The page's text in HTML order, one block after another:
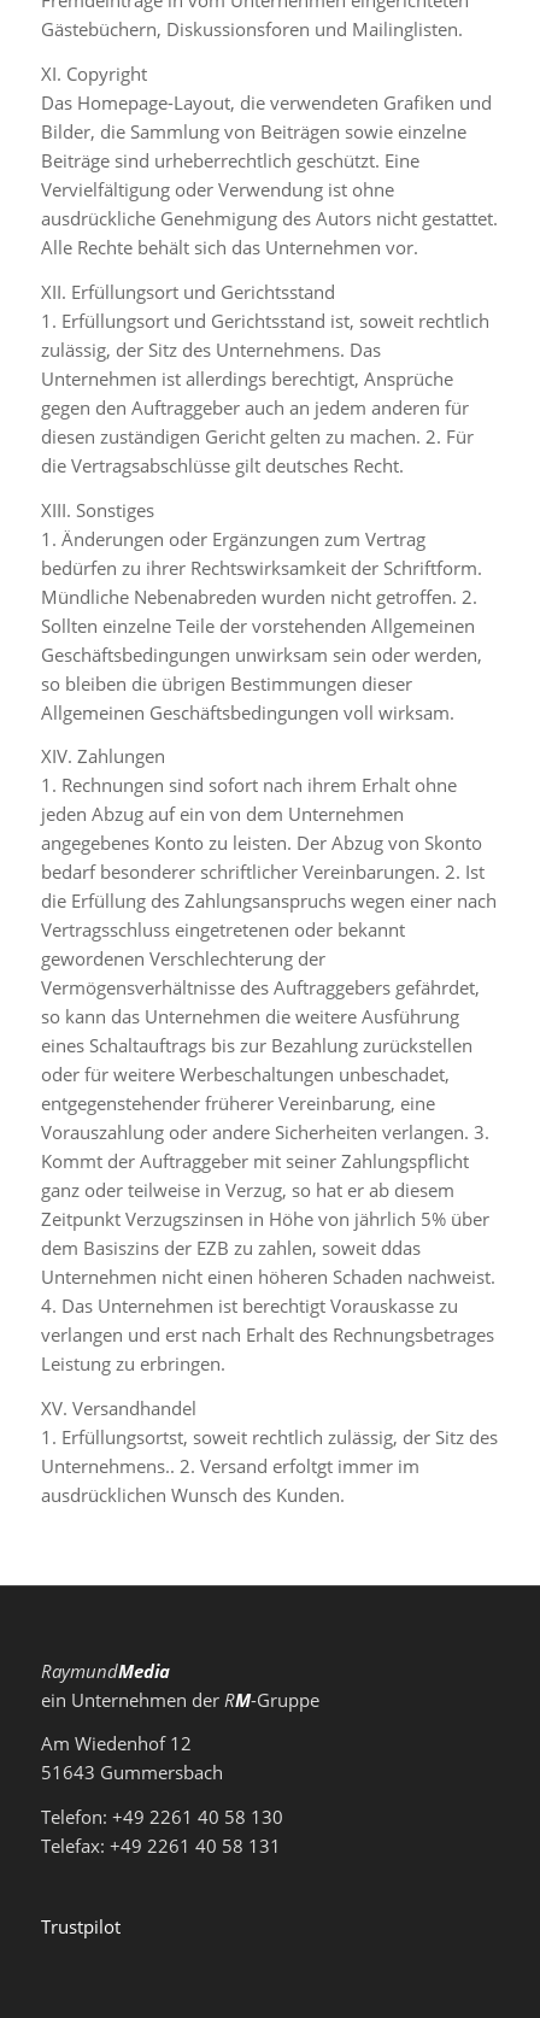
Gästebüchern, Diskussionsforen und Mailinglisten.
XI. Copyright
Das Homepage-Layout, die verwendeten Grafiken und
Bilder, die Sammlung von Beiträgen sowie einzelne
Beiträge sind urheberrechtlich geschützt. Eine
Vervielfältigung oder Verwendung ist ohne
ausdrückliche Genehmigung des Autors nicht gestattet.
Alle Rechte behält sich das Unternehmen vor.
XII. Erfüllungsort und Gerichtsstand
1. Erfüllungsort und Gerichtsstand ist, soweit rechtlich
zulässig, der Sitz des Unternehmens. Das
Unternehmen ist allerdings berechtigt, Ansprüche
gegen den Auftraggeber auch an jedem anderen für
diesen zuständigen Gericht gelten zu machen. 2. Für
die Vertragsabschlüsse gilt deutsches Recht.
XIII. Sonstiges
1. Änderungen oder Ergänzungen zum Vertrag
bedürfen zu ihrer Rechtswirksamkeit der Schriftform.
Mündliche Nebenabreden wurden nicht getroffen. 2.
Sollten einzelne Teile der vorstehenden Allgemeinen
Geschäftsbedingungen unwirksam sein oder werden,
so bleiben die übrigen Bestimmungen dieser
Allgemeinen Geschäftsbedingungen voll wirksam.
XIV. Zahlungen
1. Rechnungen sind sofort nach ihrem Erhalt ohne
jeden Abzug auf ein von dem Unternehmen
angegebenes Konto zu leisten. Der Abzug von Skonto
bedarf besonderer schriftlicher Vereinbarungen. 2. Ist
die Erfüllung des Zahlungsanspruchs wegen einer nach
Vertragsschluss eingetretenen oder bekannt
gewordenen Verschlechterung der
Vermögensverhältnisse des Auftraggebers gefährdet,
so kann das Unternehmen die weitere Ausführung
eines Schaltauftrags bis zur Bezahlung zurückstellen
oder für weitere Werbeschaltungen unbeschadet,
entgegenstehender früherer Vereinbarung, eine
Vorauszahlung oder andere Sicherheiten verlangen. 3.
Kommt der Auftraggeber mit seiner Zahlungspflicht
ganz oder teilweise in Verzug, so hat er ab diesem
Zeitpunkt Verzugszinsen in Höhe von jährlich 5% über
dem Basiszins der EZB zu zahlen, soweit ddas
Unternehmen nicht einen höheren Schaden nachweist.
4. Das Unternehmen ist berechtigt Vorauskasse zu
verlangen und erst nach Erhalt des Rechnungsbetrages
Leistung zu erbringen.
XV. Versandhandel
1. Erfüllungsortst, soweit rechtlich zulässig, der Sitz des
Unternehmens.. 2. Versand erfoltgt immer im
ausdrücklichen Wunsch des Kunden.
RaymundMedia
ein Unternehmen der RM-Gruppe
Am Wiedenhof 12
51643 Gummersbach
Telefon: +49 2261 40 58 130
Telefax: +49 2261 40 58 131
Trustpilot